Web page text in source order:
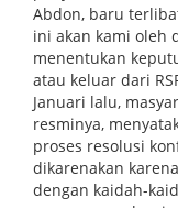
Abdon, baru
ini akan kami oleh
menentukan
atau keluar dari
Januari lalu,
resminya,
proses resolusi
dikarenakan
dengan kaidah-